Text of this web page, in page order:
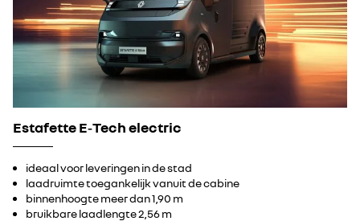
Estafette E‑Tech electric
ideaal voor leveringen in de stad
laadruimte toegankelijk vanuit de cabine
binnenhoogte meer dan 1,90 m
bruikbare laadlengte 2,56 m